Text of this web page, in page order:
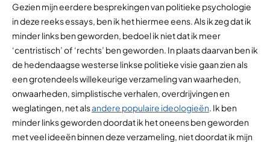
Gezien mijn eerdere besprekingen van politieke psychologie
in deze reeks essays, ben ik het hiermee eens. Als ik zeg dat ik
minder links ben geworden, bedoel ik niet dat ik meer
‘centristisch’ of ‘rechts’ ben geworden. In plaats daarvan ben ik
de hedendaagse westerse linkse politieke visie gaan zien als
een grotendeels willekeurige verzameling van waarheden,
onwaarheden, simplistische verhalen, overdrijvingen en
weglatingen, net alsandere populaire ideologieën. Ik ben
minder links geworden doordat ik het oneens ben geworden
met veel ideeën binnen deze verzameling, niet doordat ik mijn